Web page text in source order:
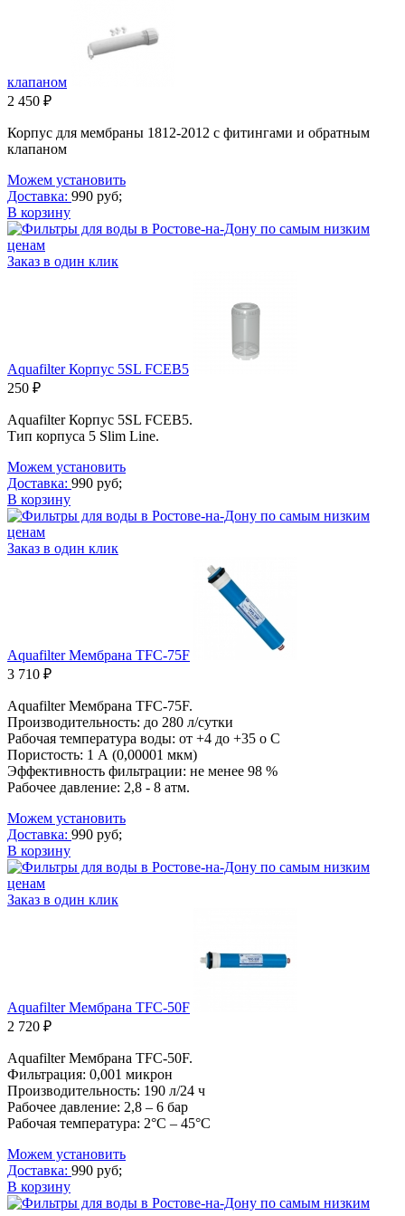
клапаном
2 450 ₽
Корпус для мембраны 1812-2012 с фитингами и обратным
клапаном
Можем установить
Доставка: 990 руб;
В корзину
Заказ в один клик
Aquafilter Корпус 5SL FCEB5
250 ₽
Aquafilter Корпус 5SL FCEB5.
Тип корпуса 5 Slim Line.
Можем установить
Доставка: 990 руб;
В корзину
Заказ в один клик
Aquafilter Мембрана TFC-75F
3 710 ₽
Aquafilter Мембрана TFC-75F.
Производительность: до 280 л/сутки
Рабочая температура воды: от +4 до +35 о С
Пористость: 1 А (0,00001 мкм)
Эффективность фильтрации: не менее 98 %
Рабочее давление: 2,8 - 8 атм.
Можем установить
Доставка: 990 руб;
В корзину
Заказ в один клик
Aquafilter Мембрана TFC-50F
2 720 ₽
Aquafilter Мембрана TFC-50F.
Фильтрация: 0,001 микрон
Производительность: 190 л/24 ч
Рабочее давление: 2,8 – 6 бар
Рабочая температура: 2°C – 45°C
Можем установить
Доставка: 990 руб;
В корзину